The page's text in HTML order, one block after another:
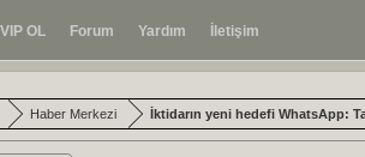
VIP OL Forum Yardım İletişim
Haber Merkezi İktidarın yeni hedefi WhatsApp: